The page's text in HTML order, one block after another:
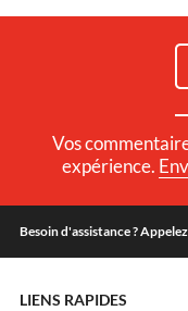
Vos
expérience.
Besoin d'assistance ?
LIENS RAPIDES